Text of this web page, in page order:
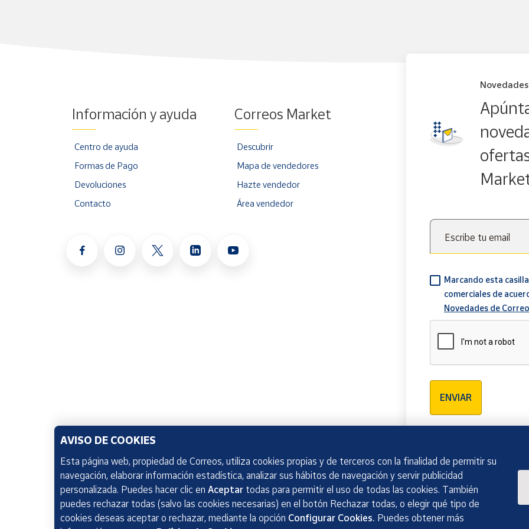
Información y ayuda
Centro de ayuda
Formas de Pago
Devoluciones
Contacto
Correos Market
Descubrir
Mapa de vendedores
Hazte vendedor
Área vendedor
Novedades
Escribe tu email
Marcando esta
comerciales de
Novedades de
ENVIAR
AVISO DE COOKIES
Esta página web, propiedad de Correos, utiliza cookies propias y de terceros con la finalidad de permitir su
navegación, elaborar información estadística, analizar sus hábitos de navegación y servir publicidad
personalizada. Puedes hacer clic en Aceptar todas para permitir el uso de todas las cookies. También
puedes rechazar todas (salvo las cookies necesarias) en el botón Rechazar todas, o elegir qué tipo de
cookies deseas aceptar o rechazar, mediante la opción Configurar Cookies. Puedes obtener más